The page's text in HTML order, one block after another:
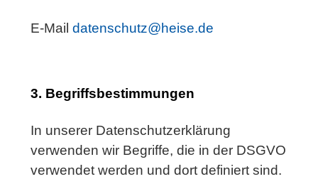
E-Maildatenschutz@heise.de
3. Begriffsbestimmungen
In unserer Datenschutzerklärung
verwenden wir Begriffe, die in der DSGVO
verwendet werden und dort definiert sind.